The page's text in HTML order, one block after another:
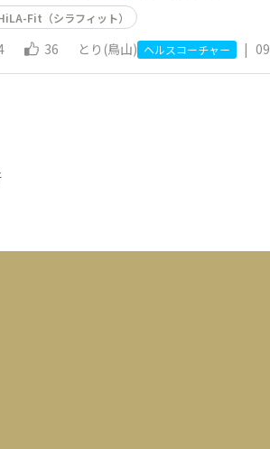
Fit（シラフィット）
36 とり(鳥山) ヘルスコーチャー |